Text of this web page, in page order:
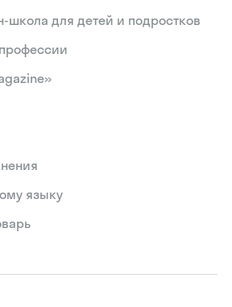
школа для детей и подростков
языку